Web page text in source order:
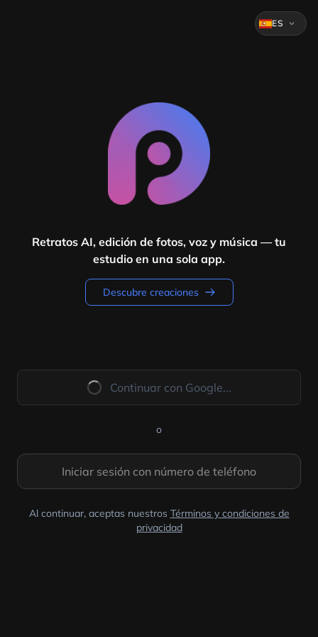
ES expand_more
Retratos AI, edición de fotos, voz y música — tu
estudio en una sola app.
Descubre creaciones
Continuar con Google...
o
Iniciar sesión con número de teléfono
Al continuar, aceptas nuestros Términos y condiciones de
privacidad